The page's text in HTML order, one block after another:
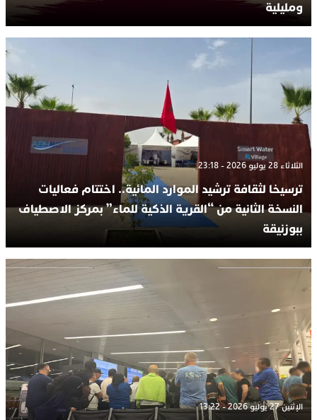
ومليلية
الثلاثاء 28 يوليو 2026 - 23:18
ترسيخا لثقافة ترشيد الموارد المائية.. اختتام فعاليات
النسخة الثانية من “القرية الذكية للماء” بمركز الاصطياف
ببوزنيقة
الإثنين 27 يوليو 2026 - 13:22